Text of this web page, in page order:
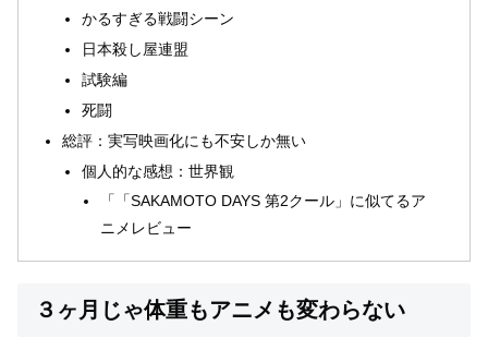
かるすぎる戦闘シーン
日本殺し屋連盟
試験編
死闘
総評：実写映画化にも不安しか無い
個人的な感想：世界観
「「SAKAMOTO DAYS 第2クール」に似てるア
ニメレビュー
３ヶ月じゃ体重もアニメも変わらない